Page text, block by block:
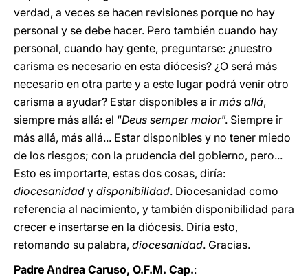
verdad, a veces se hacen revisiones porque no hay
personal y se debe hacer. Pero también cuando hay
personal, cuando hay gente, preguntarse: ¿nuestro
carisma es necesario en esta diócesis? ¿O será más
necesario en otra parte y a este lugar podrá venir otro
carisma a ayudar? Estar disponibles a ir más allá,
siempre más allá: el “Deus semper maior”. Siempre ir
más allá, más allá... Estar disponibles y no tener miedo
de los riesgos; con la prudencia del gobierno, pero...
Esto es importarte, estas dos cosas, diría:
diocesanidad y disponibilidad. Diocesanidad como
referencia al nacimiento, y también disponibilidad para
crecer e insertarse en la diócesis. Diría esto,
retomando su palabra, diocesanidad. Gracias.
Padre Andrea Caruso, O.F.M. Cap.: